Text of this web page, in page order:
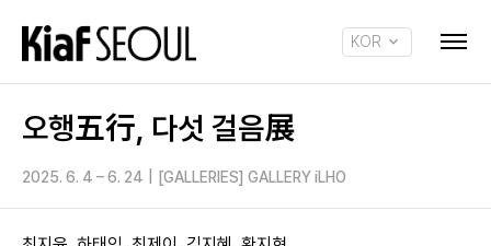
KOR
오행五行, 다섯 걸음展
2025. 6. 4 – 6. 24 [GALLERIES] GALLERY iLHO